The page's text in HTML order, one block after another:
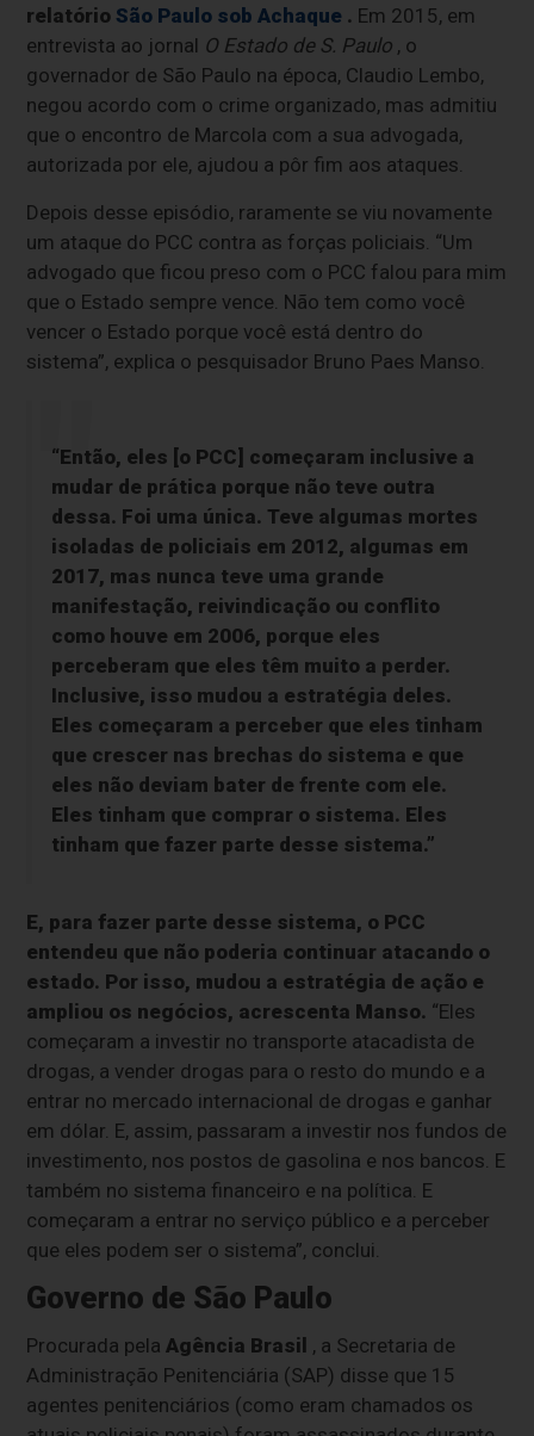
relatório São Paulo sob Achaque . Em 2015, em
entrevista ao jornal O Estado de S. Paulo , o
governador de São Paulo na época, Claudio Lembo,
negou acordo com o crime organizado, mas admitiu
que o encontro de Marcola com a sua advogada,
autorizada por ele, ajudou a pôr fim aos ataques.
Depois desse episódio, raramente se viu novamente
um ataque do PCC contra as forças policiais. “Um
advogado que ficou preso com o PCC falou para mim
que o Estado sempre vence. Não tem como você
vencer o Estado porque você está dentro do
sistema”, explica o pesquisador Bruno Paes Manso.
“Então, eles [o PCC] começaram inclusive a
mudar de prática porque não teve outra
dessa. Foi uma única. Teve algumas mortes
isoladas de policiais em 2012, algumas em
2017, mas nunca teve uma grande
manifestação, reivindicação ou conflito
como houve em 2006, porque eles
perceberam que eles têm muito a perder.
Inclusive, isso mudou a estratégia deles.
Eles começaram a perceber que eles tinham
que crescer nas brechas do sistema e que
eles não deviam bater de frente com ele.
Eles tinham que comprar o sistema. Eles
tinham que fazer parte desse sistema.”
E, para fazer parte desse sistema, o PCC
entendeu que não poderia continuar atacando o
estado. Por isso, mudou a estratégia de ação e
ampliou os negócios, acrescenta Manso. “Eles
começaram a investir no transporte atacadista de
drogas, a vender drogas para o resto do mundo e a
entrar no mercado internacional de drogas e ganhar
em dólar. E, assim, passaram a investir nos fundos de
investimento, nos postos de gasolina e nos bancos. E
também no sistema financeiro e na política. E
começaram a entrar no serviço público e a perceber
que eles podem ser o sistema”, conclui.
Governo de São Paulo
Procurada pelaAgência Brasil , a Secretaria de
Administração Penitenciária (SAP) disse que 15
agentes penitenciários (como eram chamados os